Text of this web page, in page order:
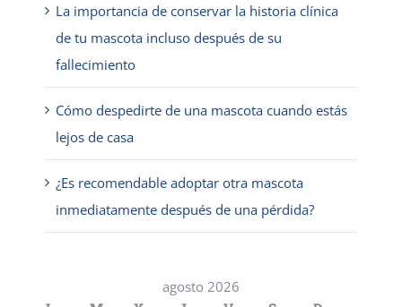
La importancia de conservar la historia clínica
de tu mascota incluso después de su
fallecimiento
Cómo despedirte de una mascota cuando estás
lejos de casa
¿Es recomendable adoptar otra mascota
inmediatamente después de una pérdida?
agosto 2026